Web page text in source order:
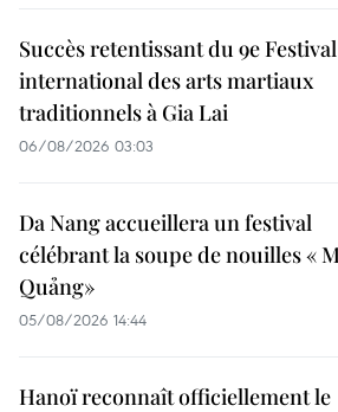
Succès retentissant du 9e Festival
international des arts martiaux
traditionnels à Gia Lai
06/08/2026 03:03
Da Nang accueillera un festival
célébrant la soupe de nouilles «
Quảng»
05/08/2026 14:44
Hanoï reconnaît officiellement le